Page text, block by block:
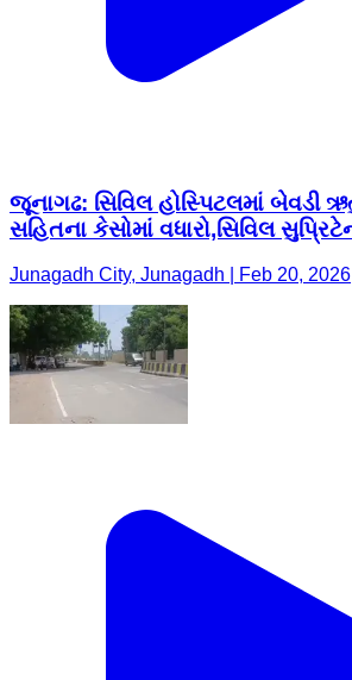
જૂનાગઢ: સિવિલ હોસ્પિટલમાં બેવડી
સહિતના કેસોમાં વધારો,સિવિલ
Junagadh City, Junagadh | Feb 20, 2026